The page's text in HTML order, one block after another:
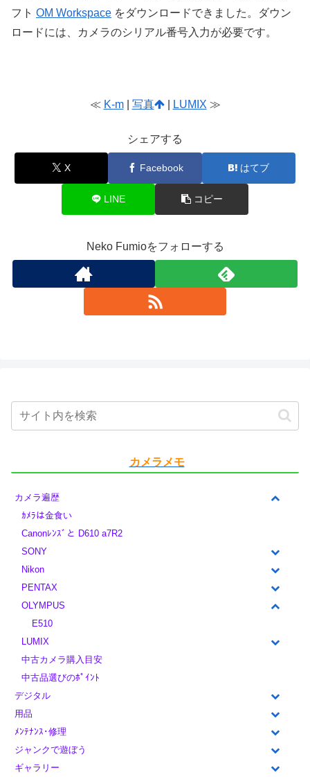
フト OM Workspace をダウンロードできました。ダウン
ロードには、カメラのシリアル番号入力が必要です。
≪ K-m| 写真 | LUMIX ≫
シェアする
X Facebook はてブ
LINE コピー
Neko Fumioをフォローする
カメラメモ
カメラ遍歴
ｶﾒﾗは金食い
Canonﾚﾝｽﾞと D610 a7R2
SONY
Nikon
PENTAX
OLYMPUS
E510
LUMIX
中古カメラ購入目安
中古品選びのﾎﾟｲﾝﾄ
デジタル
用品
ﾒﾝﾃﾅﾝｽ･修理
ジャンクで遊ぼう
ギャラリー